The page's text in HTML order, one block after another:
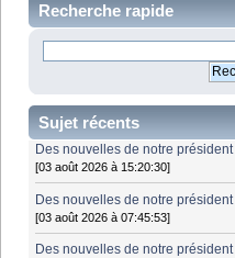
Recherche rapide
Sujet récents
Des nouvelles de notre président
[03 août 2026 à 15:20:30]
Des nouvelles de notre président
[03 août 2026 à 07:45:53]
Des nouvelles de notre président